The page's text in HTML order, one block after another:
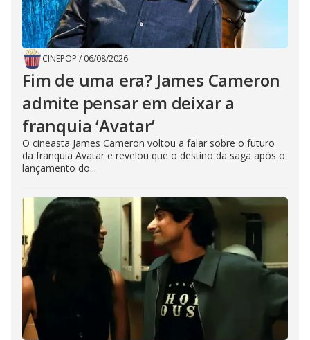
CINEPOP / 06/08/2026
Fim de uma era? James Cameron
admite pensar em deixar a
franquia ‘Avatar’
O cineasta James Cameron voltou a falar sobre o futuro
da franquia Avatar e revelou que o destino da saga após o
lançamento do...